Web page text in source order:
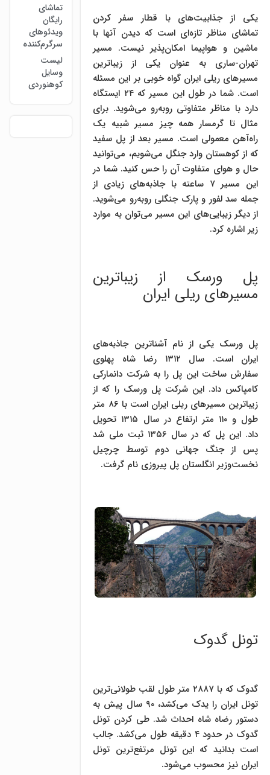
یکی از جذابیت‌های با قطار سفر کردن
تماشای مناظر تازه‌ای است که دیدن آنها با
ماشین و هواپیما امکان‌پذیر نیست. مسیر
تهران-ساری به عنوان یکی از زیباترین
مسیرهای ریلی ایران گواه خوبی بر این مسئله
است. شما در طول این مسیر که ۲۴ ایستگاه
دارد با مناظر متفاوتی روبه‌رو می‌شوید. برای
مثال تا گرمسار همه چیز مسیر شبیه یک
راه‌آهن معمولی است. مسیر بعد از پل سفید
که از کوهستان وارد جنگل می‌شویم، می‌توانید
حال و هوای متفاوت آن را حس کنید. شما در
این مسیر ۷ ساعته با جاذبه‌های زیادی از
جمله سد لفور و پارک جنگلی روبه‌رو می‌شوید.
از دیگر زیبایی‌های این مسیر می‌توان به موارد
زیر اشاره کرد.
پل ورسک از زیباترین
مسیرهای ریلی ایران
پل ورسک یکی از نام آشنا‌ترین جاذبه‌های
ایران است. سال ۱۳۱۲ رضا شاه پهلوی
سفارش ساخت این پل را به شرکت دانمارکی
کامپاکس داد. این شرکت پل ورسک را که از
زیباترین مسیرهای ریلی ایران است با ۸۶ متر
طول و ۱۱۰ متر ارتفاع در سال ۱۳۱۵ تحویل
داد. این پل که در سال ۱۳۵۶ ثبت ملی شد
پس از جنگ جهانی دوم توسط چرچیل
نخست‌وزیر انگلستان پل پیروزی نام گرفت.
تونل گدوک
گدوک که با ۲۸۸۷ متر طول لقب طولانی‌ترین
تونل ایران را یدک می‌کشد، ۹۰ سال پیش به
دستور رضاه شاه احداث شد. طی کردن تونل
گدوک در حدود ۴ دقیقه طول می‌کشد. جالب
است بدانید که این تونل مرتفع‌ترین تونل
ایران نیز محسوب می‌شود.
تماشای
رایگان
ویدئوهای
سرگرم‌کننده
لیست
وسایل
کوهنوردی